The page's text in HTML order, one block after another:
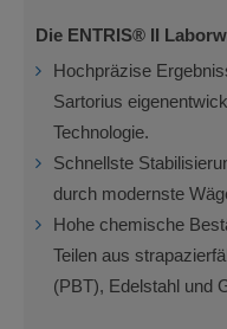
Die ENTRIS® II
Hochpräzise
Sartorius
Technologie.
Schnellste
durch modernste
Hohe chemische
Teilen aus
(PBT), Edelstahl und